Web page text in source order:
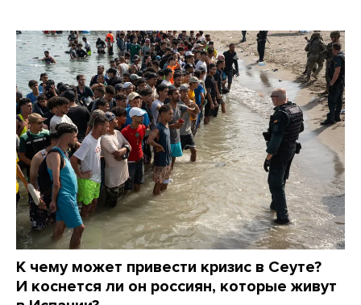
К чему может привести кризис в Сеуте?
И коснется ли он россиян, которые живут